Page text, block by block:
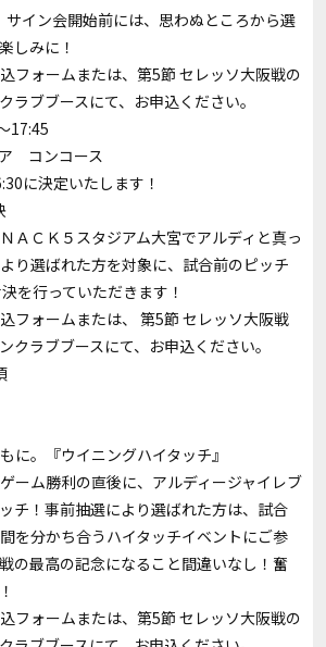
イン会開始前には、思わぬところから選
しみに！
フォームまたは、第5節 セレッソ大阪戦の
ラブブースにて、お申込ください。
17:45
コンコース
に決定いたします！
ＡＣＫ５スタジアム大宮でアルディと真っ
り選ばれた方を対象に、試合前のピッチ
を行っていただきます！
フォームまたは、 第5節 セレッソ大阪戦
クラブブースにて、お申込ください。
に。『ウイニングハイタッチ』
ーム勝利の直後に、アルディージャイレブ
チ！事前抽選により選ばれた方は、試合
を分かち合うハイタッチイベントにご参
の最高の記念になること間違いなし！奮
フォームまたは、第5節 セレッソ大阪戦の